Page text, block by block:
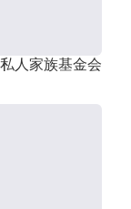
私人家族基金会